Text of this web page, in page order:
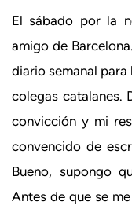
El sábado por la
amigo de
diario semanal
colegas catalanes.
convicción y mi
convencido de
Bueno, supongo
Antes de que se